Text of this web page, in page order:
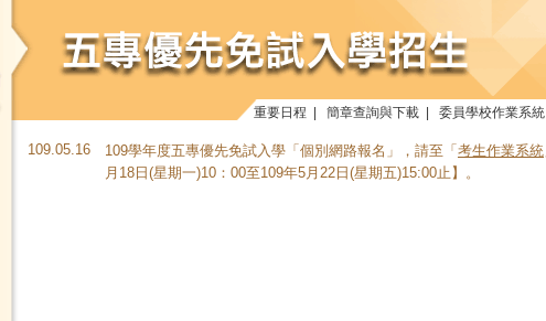
重要日程 簡章查詢與下載 委員學校作業系統
109.05.16 109學年度五專優先免試入學「個別網路報名」，請至「 考生作業系統
月18日(星期一)10：00至109年5月22日(星期五)15:00止】。